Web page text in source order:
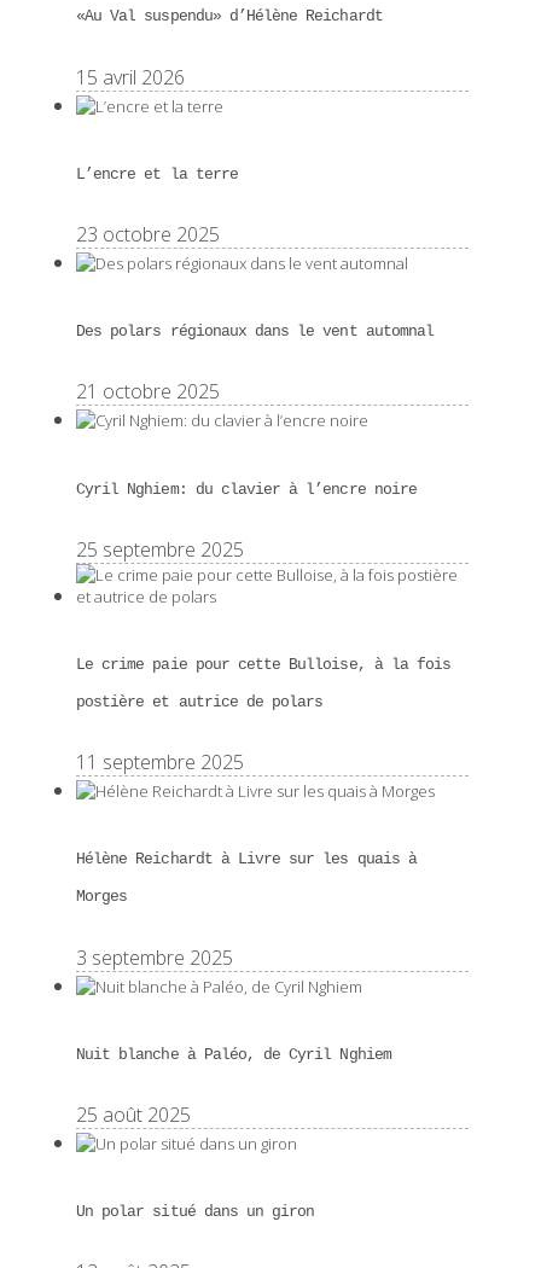
«Au Val suspendu» d’Hélène Reichardt
15 avril 2026
L’encre et la terre
23 octobre 2025
Des polars régionaux dans le vent automnal
21 octobre 2025
Cyril Nghiem: du clavier à l’encre noire
25 septembre 2025
Le crime paie pour cette Bulloise, à la fois
postière et autrice de polars
11 septembre 2025
Hélène Reichardt à Livre sur les quais à
Morges
3 septembre 2025
Nuit blanche à Paléo, de Cyril Nghiem
25 août 2025
Un polar situé dans un giron